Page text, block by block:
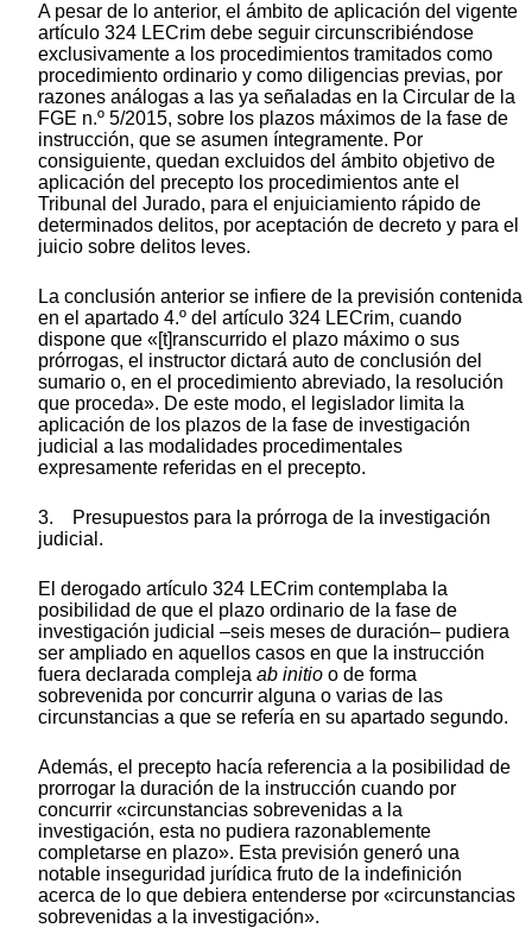
A pesar de lo anterior, el ámbito de aplicación del vigente
artículo 324 LECrim debe seguir circunscribiéndose
exclusivamente a los procedimientos tramitados como
procedimiento ordinario y como diligencias previas, por
razones análogas a las ya señaladas en la Circular de la
FGE n.º 5/2015, sobre los plazos máximos de la fase de
instrucción, que se asumen íntegramente. Por
consiguiente, quedan excluidos del ámbito objetivo de
aplicación del precepto los procedimientos ante el
Tribunal del Jurado, para el enjuiciamiento rápido de
determinados delitos, por aceptación de decreto y para el
juicio sobre delitos leves.
La conclusión anterior se infiere de la previsión contenida
en el apartado 4.º del artículo 324 LECrim, cuando
dispone que «[t]ranscurrido el plazo máximo o sus
prórrogas, el instructor dictará auto de conclusión del
sumario o, en el procedimiento abreviado, la resolución
que proceda». De este modo, el legislador limita la
aplicación de los plazos de la fase de investigación
judicial a las modalidades procedimentales
expresamente referidas en el precepto.
3. Presupuestos para la prórroga de la investigación
judicial.
El derogado artículo 324 LECrim contemplaba la
posibilidad de que el plazo ordinario de la fase de
investigación judicial –seis meses de duración– pudiera
ser ampliado en aquellos casos en que la instrucción
fuera declarada compleja ab initio o de forma
sobrevenida por concurrir alguna o varias de las
circunstancias a que se refería en su apartado segundo.
Además, el precepto hacía referencia a la posibilidad de
prorrogar la duración de la instrucción cuando por
concurrir «circunstancias sobrevenidas a la
investigación, esta no pudiera razonablemente
completarse en plazo». Esta previsión generó una
notable inseguridad jurídica fruto de la indefinición
acerca de lo que debiera entenderse por «circunstancias
sobrevenidas a la investigación».